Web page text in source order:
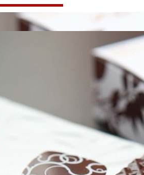
Saltlakrit
stryffel